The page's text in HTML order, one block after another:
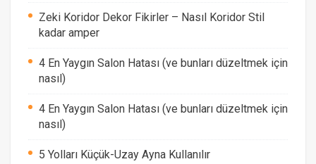
Zeki Koridor Dekor Fikirler – Nasıl Koridor Stil
kadar amper
4 En Yaygın Salon Hatası (ve bunları düzeltmek için
nasıl)
4 En Yaygın Salon Hatası (ve bunları düzeltmek için
nasıl)
5 Yolları Küçük-Uzay Ayna Kullanılır